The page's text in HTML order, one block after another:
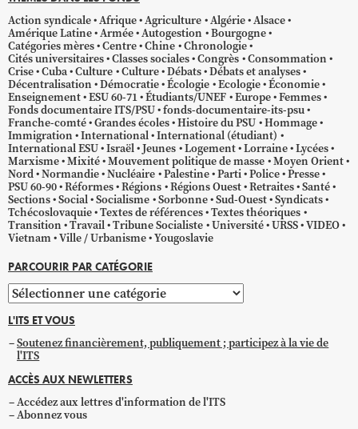
Action syndicale Afrique Agriculture Algérie Alsace
Amérique Latine Armée Autogestion
Bourgogne
Catégories mères Centre Chine Chronologie
Cités universitaires Classes sociales Congrès Consommation
Crise Cuba Culture Culture Débats Débats et analyses
Décentralisation Démocratie Écologie Ecologie Économie
Enseignement ESU 60-71 Étudiants/UNEF Europe Femmes
Fonds documentaire ITS/PSU fonds-documentaire-its-psu
Franche-comté Grandes écoles Histoire du PSU Hommage
Immigration International International (étudiant)
International ESU Israël Jeunes Logement Lorraine Lycées
Marxisme Mixité Mouvement politique de masse Moyen Orient
Nord Normandie Nucléaire Palestine Parti Police Presse
PSU 60-90 Réformes Régions Régions Ouest Retraites Santé
Sections Social Socialisme Sorbonne Sud-Ouest Syndicats
Tchécoslovaquie Textes de références Textes théoriques
Transition Travail Tribune Socialiste Université URSS VIDEO
Vietnam Ville / Urbanisme Yougoslavie
PARCOURIR PAR CATÉGORIE
Parcourir
par
catégorie
L'ITS ET VOUS
Soutenez financièrement, publiquement ; participez à la vie de
l'ITS
ACCÈS AUX NEWLETTERS
Accédez aux lettres d'information de l'ITS
Abonnez vous